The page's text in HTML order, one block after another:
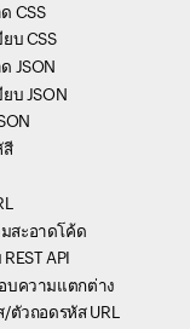
CSS
บ CSS
JSON
บ JSON
สี
สะอาดโค้ด
API
บความแตกต่าง
/ตัวถอดรหัส URL